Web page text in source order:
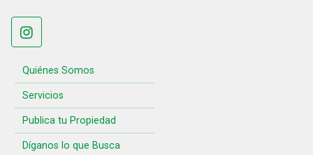
Quiénes Somos
Servicios
Publica tu Propiedad
Díganos lo que Busca